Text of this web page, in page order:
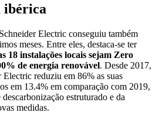
ibérica
Electric conseguiu também
meses. Entre eles, destaca-se ter
18 instalações locais sejam Zero
de energia renovável. Desde 2017,
reduziu em 86% as suas
em 13.4% em comparação com 2019,
estruturado e da
medidas.